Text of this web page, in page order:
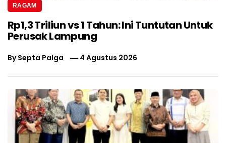
RAGAM
Rp1,3 Triliun vs 1 Tahun: Ini Tuntutan Untuk
Perusak Lampung
BySepta Palga 4 Agustus 2026